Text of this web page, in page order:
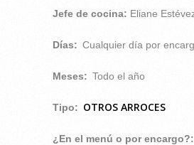
Jefe de cocina: Eliane
Días: Cualquier día por
Meses: Todo el año
Tipo: OTROS ARROCES
¿En el menú o por encargo?: